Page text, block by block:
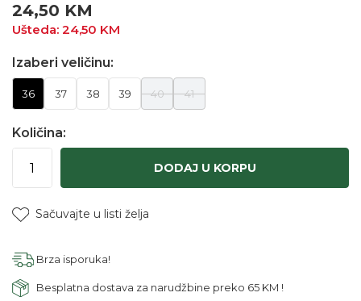
24,50 KM
Ušteda: 24,50 KM
Izaberi veličinu:
36 37 38 39 40 41
Količina:
DODAJ U KORPU
Sačuvajte u listi želja
Brza isporuka!
Besplatna dostava za narudžbine preko 65 KM !